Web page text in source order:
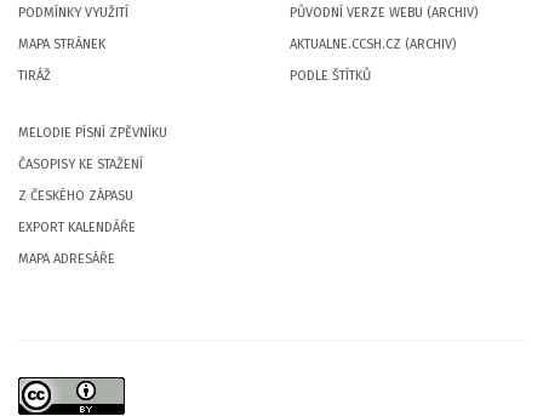
PODMÍNKY VYUŽITÍ
MAPA STRÁNEK
TIRÁŽ
PŮVODNÍ VERZE WEBU (ARCHIV)
AKTUALNE.CCSH.CZ (ARCHIV)
PODLE ŠTÍTKŮ
MELODIE PÍSNÍ ZPĚVNÍKU
ČASOPISY KE STAŽENÍ
Z ČESKÉHO ZÁPASU
EXPORT KALENDÁŘE
MAPA ADRESÁŘE